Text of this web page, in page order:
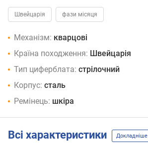
Швейцарія фази місяця
Механізм: кварцові
Країна походження: Швейцарія
Тип циферблата: стрілочний
Корпус: сталь
Ремінець: шкіра
Всі характеристики Докладніше